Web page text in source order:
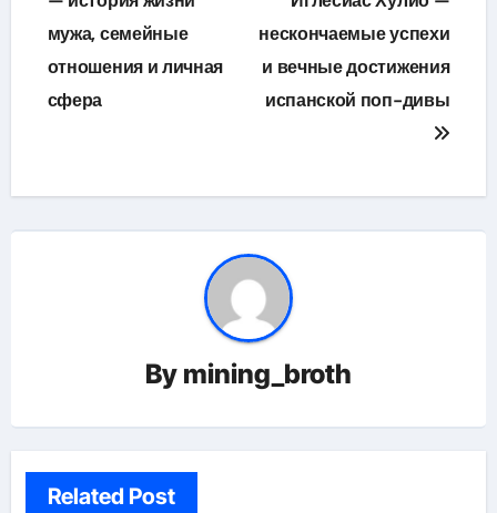
записям
мужа, семейные
отношения и личная
сфера
нескончаемые успехи
и вечные достижения
испанской поп-дивы
By mining_broth
Related Post